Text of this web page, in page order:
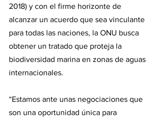
2018) y con el firme horizonte de
alcanzar un acuerdo que sea vinculante
para todas las naciones, la ONU busca
obtener un tratado que proteja la
biodiversidad marina en zonas de aguas
internacionales.
“Estamos ante unas negociaciones que
son una oportunidad única para